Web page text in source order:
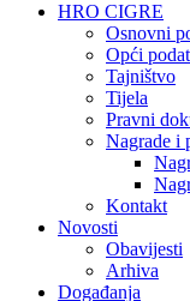
HRO CIGRE
Osnovni
Opći
Tajništvo
Tijela
Pravni
Nagrade i
Kontakt
Novosti
Obavijesti
Arhiva
Događanja